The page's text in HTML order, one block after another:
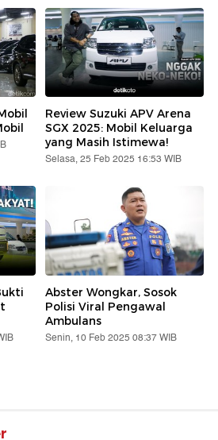
Review Suzuki APV Arena
SGX 2025: Mobil Keluarga
yang Masih Istimewa!
Selasa, 25 Feb 2025 16:53 WIB
Abster Wongkar, Sosok
Polisi Viral Pengawal
Ambulans
Senin, 10 Feb 2025 08:37 WIB